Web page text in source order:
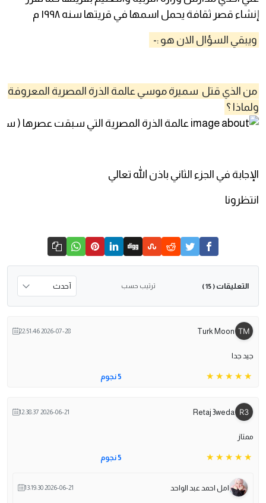
إنشاء قصر ثقافة يحمل اسمها في قريتها سنه ١٩٩٨ م
ويبقي السؤال الان هو :-
من الذي قتل سميرة موسي عالمة الذرة المصرية المعروفة
ولماذا ؟
الإجابة في الجزء الثاني باذن الله تعالي
انتظرونا
التعليقات ( 15 ) ترتيب حسب
Turk Moon
2026-07-28 22:51:46
جيد جدا
5 نجوم
Retaj 3weda
2026-06-21 12:38:37
ممتاز
5 نجوم
امل احمد عبد الواحد 2026-06-21 13:19:30